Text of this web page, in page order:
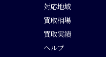
対応地域
買取相場
買取実績
ヘルプ